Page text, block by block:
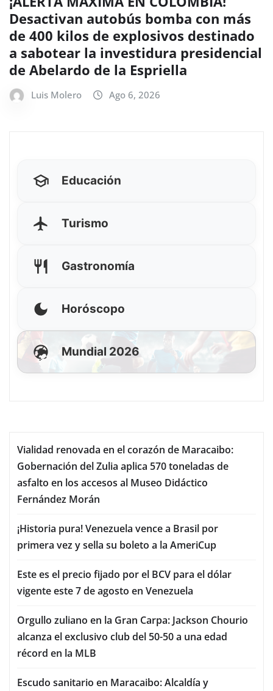
Desactivan autobús bomba con más
de 400 kilos de explosivos destinado
a sabotear la investidura presidencial
de Abelardo de la Espriella
Luis Molero Ago 6, 2026
Educación
Turismo
Gastronomía
Horóscopo
Mundial 2026
Vialidad renovada en el corazón de Maracaibo:
Gobernación del Zulia aplica 570 toneladas de
asfalto en los accesos al Museo Didáctico
Fernández Morán
¡Historia pura! Venezuela vence a Brasil por
primera vez y sella su boleto a la AmeriCup
Este es el precio fijado por el BCV para el dólar
vigente este 7 de agosto en Venezuela
Orgullo zuliano en la Gran Carpa: Jackson Chourio
alcanza el exclusivo club del 50-50 a una edad
récord en la MLB
Escudo sanitario en Maracaibo: Alcaldía y